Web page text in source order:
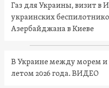
Газ для Украины, визит в
украинских
Азербайджана в Киеве
В Украине между морем и
летом 2026 года. ВИДЕО